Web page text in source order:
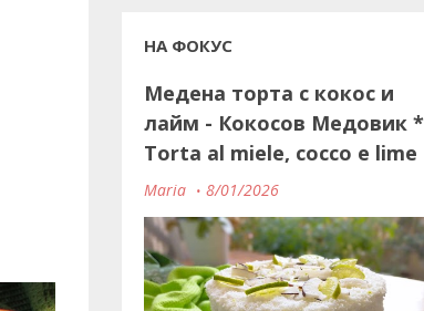
НА ФОКУС
Медена торта с кокос и
лайм - Кокосов Медовик *
Torta al miele, cocco e lime
Maria 8/01/2026